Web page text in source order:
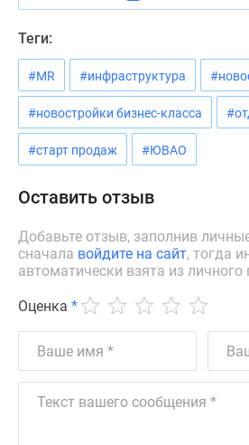
рынка
Покупателю
Экспертиза
новостроек
Эксперты
Контакты
Реклама
сайте
Машино-
Апартаменты
Теги:
#MR #инфраструктура
#новостройки бизнес-класса
#старт продаж #ЮВАО
Оставить отзыв
Добавьте отзыв, заполнив
сначала войдите на сайт, тогда
автоматически взята из
Оценка *